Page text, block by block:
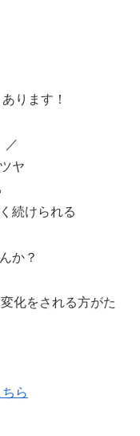
ります！
／
ヤ
続けられる
か？
化をされる方がた
ちら